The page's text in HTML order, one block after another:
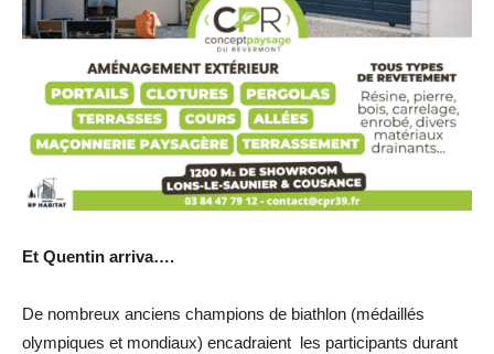
Et Quentin arriva….
De nombreux anciens champions de biathlon (médaillés
olympiques et mondiaux) encadraient les participants durant